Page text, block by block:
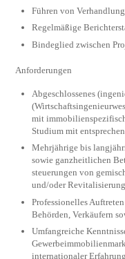
Führen von
Regelmäßige
Bindeglied zwischen
Anforderungen
Abgeschlossenes
mit
Studium mit
Mehrjährige bis
sowie ganzheitlichen
steuerungen von
und/oder
Professionelles
Behörden, Verkäufern
Umfangreiche
internationaler Erfahrung